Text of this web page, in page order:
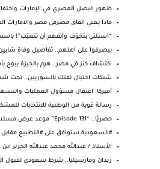
ظهور البصل المصري في الإمارات
‏ماذا يعني اتفاق مصرفي مصر والامارات
“أسئلتي بتخوّف وأتفهم أن تتغيّب”!
بيصرفوا على أهلهم.. تفاصيل وفاة
اكتشاف كنز في مصر.. هرم بالجيزة يبوح
شبكات احتيال تفتك بالسوريين.. تحت
أميركا: اعتقال مسؤول العمليات
رسالة قوية من الوطنية للانتخابات
حصريًا.. “Episode 131” موعد عرض مسلسل عثمان الموسم...
#السعودية ستوافق على #التطبيع مقابل
الأستاذ / عبدالله محمد عبدالله الحرير
زيدان ومارسيليا.. شرط سعودي لقبول